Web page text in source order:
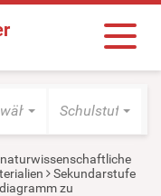
Schulstufe
Sekundarstufe
zu